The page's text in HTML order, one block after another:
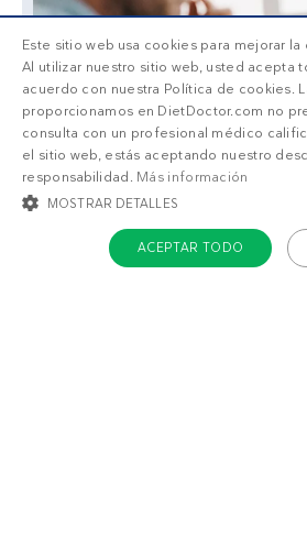
Este sitio web usa cookies para mejorar
Al utilizar nuestro sitio web, usted acepta
acuerdo con nuestra Política de cookies.
proporcionamos en DietDoctor.com no
consulta con un profesional médico
el sitio web, estás aceptando nuestro
responsabilidad. Más información
MOSTRAR DETALLES
ACEPTAR TODO